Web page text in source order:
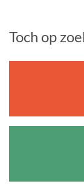
Toch op